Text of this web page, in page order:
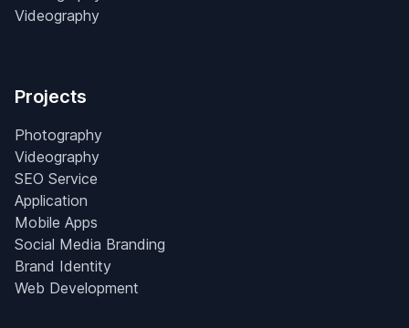
Videography
Projects
Photography
Videography
SEO Service
Application
Mobile Apps
Social Media Branding
Brand Identity
Web Development